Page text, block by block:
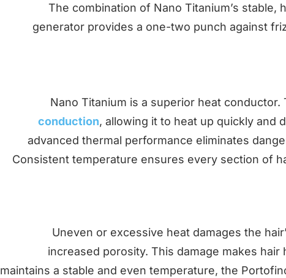
The combination of Nano Titanium’s stable,
generator provides a one-two punch against
Nano Titanium is a superior heat conductor.
conduction, allowing it to heat up quickly and
advanced thermal performance eliminates
Consistent temperature ensures every section of
Uneven or excessive heat damages the
increased porosity. This damage makes
maintains a stable and even temperature, the